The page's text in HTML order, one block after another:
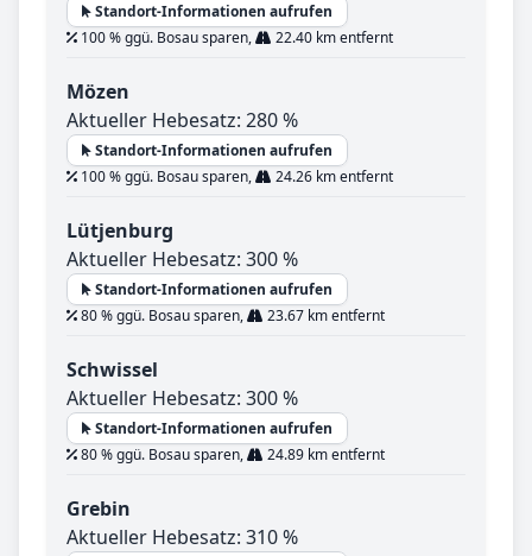
Standort-Informationen aufrufen
100 % ggü. Bosau sparen,
22.40 km entfernt
Mözen
Aktueller Hebesatz: 280 %
Standort-Informationen aufrufen
100 % ggü. Bosau sparen,
24.26 km entfernt
Lütjenburg
Aktueller Hebesatz: 300 %
Standort-Informationen aufrufen
80 % ggü. Bosau sparen,
23.67 km entfernt
Schwissel
Aktueller Hebesatz: 300 %
Standort-Informationen aufrufen
80 % ggü. Bosau sparen,
24.89 km entfernt
Grebin
Aktueller Hebesatz: 310 %